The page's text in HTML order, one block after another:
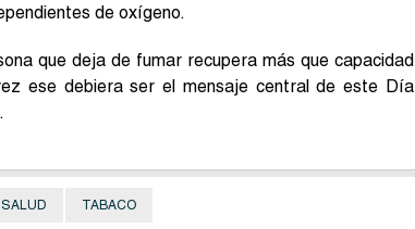
de oxígeno.
que deja de fumar recupera más que capacidad
ese debiera ser el mensaje central de este Día
SALUD TABACO